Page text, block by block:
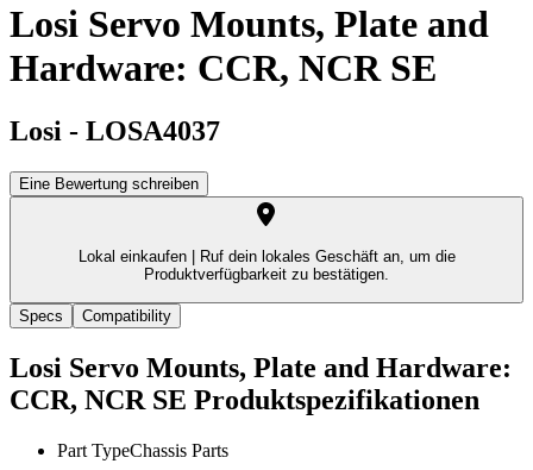
Losi Servo Mounts, Plate and
Hardware: CCR, NCR SE
Losi - LOSA4037
Eine Bewertung schreiben
Lokal einkaufen |
Ruf dein lokales Geschäft an, um die
Produktverfügbarkeit zu bestätigen.
Specs Compatibility
Losi Servo Mounts, Plate and Hardware:
CCR, NCR SE Produktspezifikationen
Part TypeChassis Parts